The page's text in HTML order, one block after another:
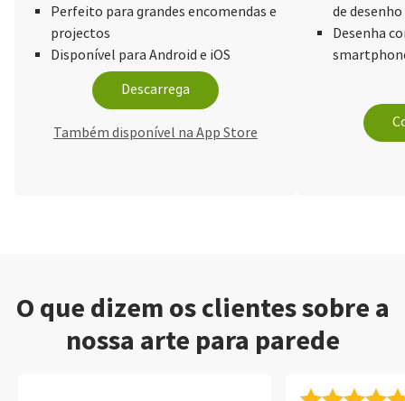
Perfeito para grandes encomendas e
projectos
Disponível para Android e iOS
Descarrega
Também disponível na App Store
de desenho
Desenha
O que dizem os clientes sobre a
nossa arte para parede